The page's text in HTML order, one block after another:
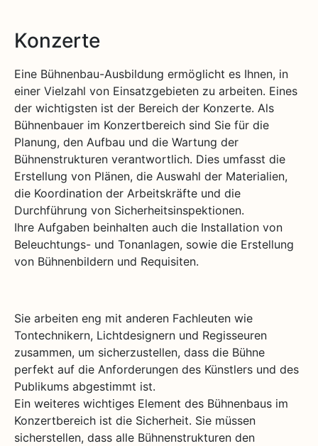
Konzerte
Eine Bühnenbau-Ausbildung ermöglicht es Ihnen, in
einer Vielzahl von Einsatzgebieten zu arbeiten. Eines
der wichtigsten ist der Bereich der Konzerte. Als
Bühnenbauer im Konzertbereich sind Sie für die
Planung, den Aufbau und die Wartung der
Bühnenstrukturen verantwortlich. Dies umfasst die
Erstellung von Plänen, die Auswahl der Materialien,
die Koordination der Arbeitskräfte und die
Durchführung von Sicherheitsinspektionen.
Ihre Aufgaben beinhalten auch die Installation von
Beleuchtungs- und Tonanlagen, sowie die Erstellung
von Bühnenbildern und Requisiten.
Sie arbeiten eng mit anderen Fachleuten wie
Tontechnikern, Lichtdesignern und Regisseuren
zusammen, um sicherzustellen, dass die Bühne
perfekt auf die Anforderungen des Künstlers und des
Publikums abgestimmt ist.
Ein weiteres wichtiges Element des Bühnenbaus im
Konzertbereich ist die Sicherheit. Sie müssen
sicherstellen, dass alle Bühnenstrukturen den